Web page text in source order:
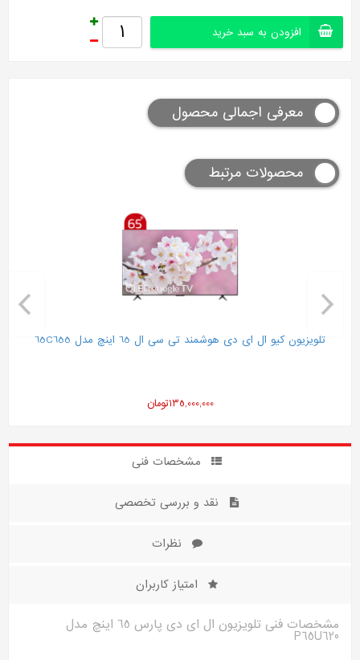
افزودن به سبد خرید
معرفی اجمالی محصول
محصولات مرتبط
تلویزیون کیو ال ای دی هوشمند تی سی ال 65 اینچ مدل 65C655
135,000,000تومان
مشخصات فنی
نقد و بررسی تخصصی
نظرات
امتیاز کاربران
مشخصات فنی تلویزیون ال ای دی پارس 65 اینچ مدل
P65U620